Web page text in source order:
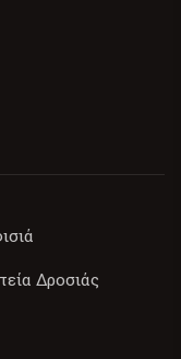
Δροσιάς